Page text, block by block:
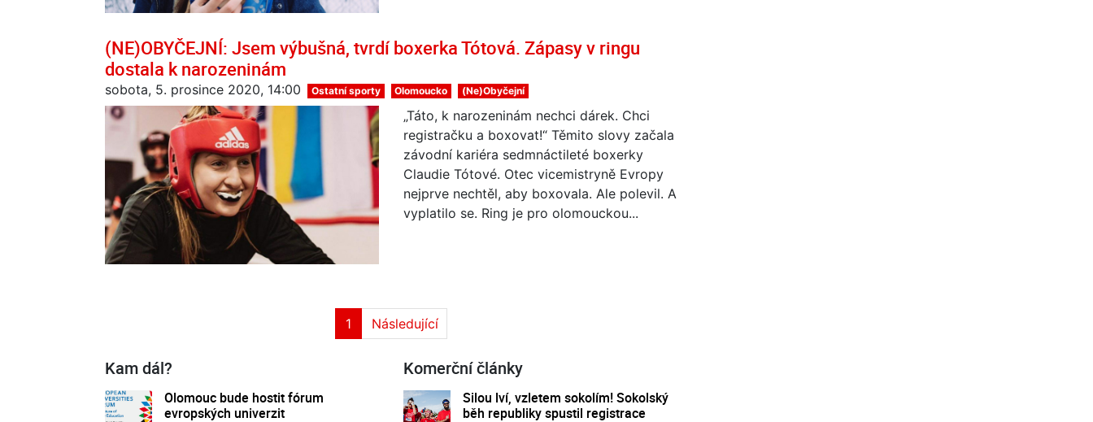
(NE)OBYČEJNÍ: Jsem výbušná, tvrdí boxerka Tótová. Zápasy v ringu
dostala k narozeninám
sobota, 5. prosince 2020, 14:00 Ostatní sporty Olomoucko (Ne)Obyčejní
„Táto, k narozeninám nechci dárek. Chci
registračku a boxovat!“ Těmito slovy začala
závodní kariéra sedmnáctileté boxerky
Claudie Tótové. Otec vicemistryně Evropy
nejprve nechtěl, aby boxovala. Ale polevil. A
vyplatilo se. Ring je pro olomouckou...
1 Následující
Kam dál?
Olomouc bude hostit fórum
evropských univerzit
Komerční články
Silou lví, vzletem sokolím! Sokolský
běh republiky spustil registrace